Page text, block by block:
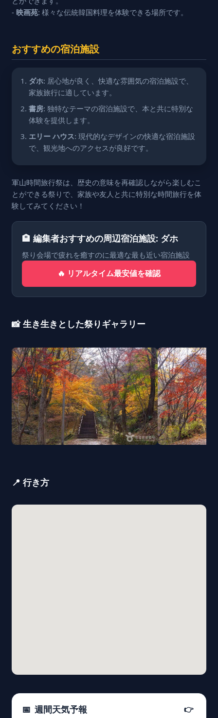
- 映画苑: 様々な伝統韓国料理を体験できる場所です。
おすすめの宿泊施設
ダホ: 居心地が良く、快適な雰囲気の宿泊施設で、
家族旅行に適しています。
書房: 独特なテーマの宿泊施設で、本と共に特別な
体験を提供します。
エリー ハウス: 現代的なデザインの快適な宿泊施設
で、観光地へのアクセスが良好です。
軍山時間旅行祭は、歴史の意味を再確認しながら楽しむこ
とができる祭りで、家族や友人と共に特別な時間旅行を体
験してみてください！
🏨 編集者おすすめの周辺宿泊施設: ダホ
祭り会場で疲れを癒すのに最適な最も近い宿泊施設
🔥 リアルタイム最安値を確認
📸 生き生きとした祭りギャラリー
📍 行き方
📅 週間天気予報 👉